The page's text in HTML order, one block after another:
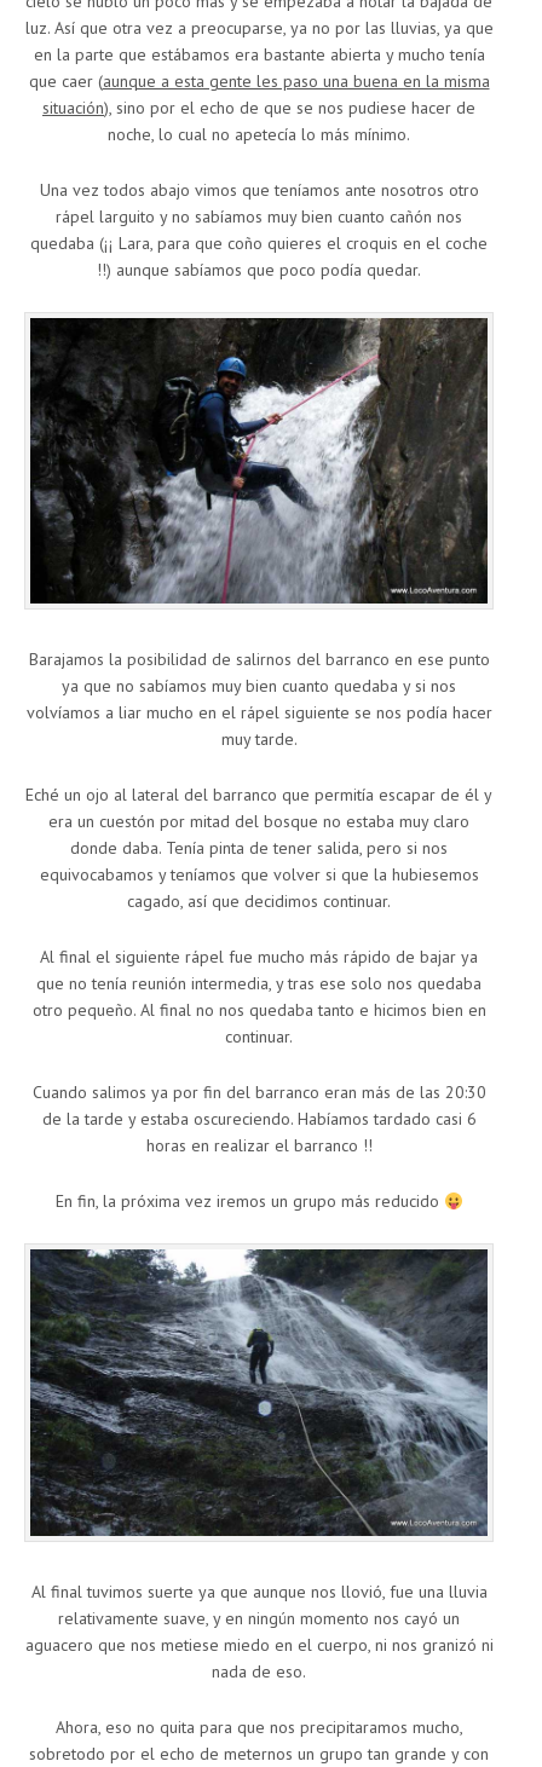
luz. Así que otra vez a preocuparse, ya no por las lluvias, ya que
en la parte que estábamos era bastante abierta y mucho tenía
que caer (aunque a esta gente les paso una buena en la misma
situación), sino por el echo de que se nos pudiese hacer de
noche, lo cual no apetecía lo más mínimo.
Una vez todos abajo vimos que teníamos ante nosotros otro
rápel larguito y no sabíamos muy bien cuanto cañón nos
quedaba (¡¡ Lara, para que coño quieres el croquis en el coche
!!) aunque sabíamos que poco podía quedar.
Barajamos la posibilidad de salirnos del barranco en ese punto
ya que no sabíamos muy bien cuanto quedaba y si nos
volvíamos a liar mucho en el rápel siguiente se nos podía hacer
muy tarde.
Eché un ojo al lateral del barranco que permitía escapar de él y
era un cuestón por mitad del bosque no estaba muy claro
donde daba. Tenía pinta de tener salida, pero si nos
equivocabamos y teníamos que volver si que la hubiesemos
cagado, así que decidimos continuar.
Al final el siguiente rápel fue mucho más rápido de bajar ya
que no tenía reunión intermedia, y tras ese solo nos quedaba
otro pequeño. Al final no nos quedaba tanto e hicimos bien en
continuar.
Cuando salimos ya por fin del barranco eran más de las 20:30
de la tarde y estaba oscureciendo. Habíamos tardado casi 6
horas en realizar el barranco !!
En fin, la próxima vez iremos un grupo más reducido
Al final tuvimos suerte ya que aunque nos llovió, fue una lluvia
relativamente suave, y en ningún momento nos cayó un
aguacero que nos metiese miedo en el cuerpo, ni nos granizó ni
nada de eso.
Ahora, eso no quita para que nos precipitaramos mucho,
sobretodo por el echo de meternos un grupo tan grande y con